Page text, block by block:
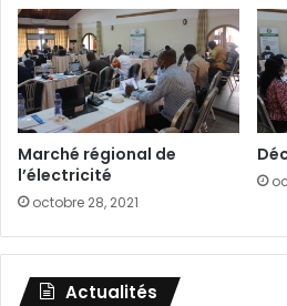
Marché régional de
l’électricité
octobre 28, 2021
Actualités